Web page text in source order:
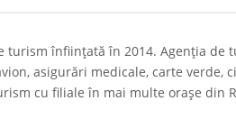
turism înființată în 2014. Agenția de
asigurări medicale, carte verde,
cu filiale în mai multe orașe din